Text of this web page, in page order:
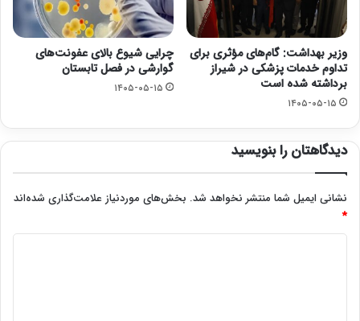
وزیر بهداشت: گام‌های مؤثری برای
تداوم خدمات پزشکی در شیراز
برداشته شده است
۱۴۰۵-۰۵-۱۵
چرایی شیوع بالای عفونت‌های
گوارشی در فصل تابستان
۱۴۰۵-۰۵-۱۵
دیدگاهتان را بنویسید
نشانی ایمیل شما منتشر نخواهد شد. بخش‌های موردنیاز علامت‌گذاری شده‌اند
*